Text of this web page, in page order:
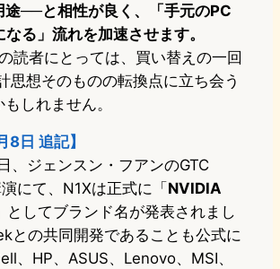
途──と相性が良く、「手元のPC
る」流れを加速させます。
読者にとっては、買い替えの一回
思想そのものの転換点に立ち会う
しれません。
8日 追記】
、ジェンスン・フアンのGTC
にて、N1Xは正式に「 NVIDIA
としてブランド名が発表されまし
との共同開発であることも公式に
、HP、ASUS、Lenovo、MSI、